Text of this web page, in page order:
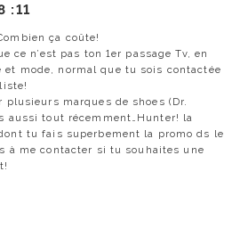
:11
ça coûte!
ce n’est pas ton 1er passage Tv, en
mode, normal que tu sois contactée
marques de shoes (Dr.
aussi tout récemment…Hunter! la
tu fais superbement la promo ds le
à me contacter si tu souhaites une